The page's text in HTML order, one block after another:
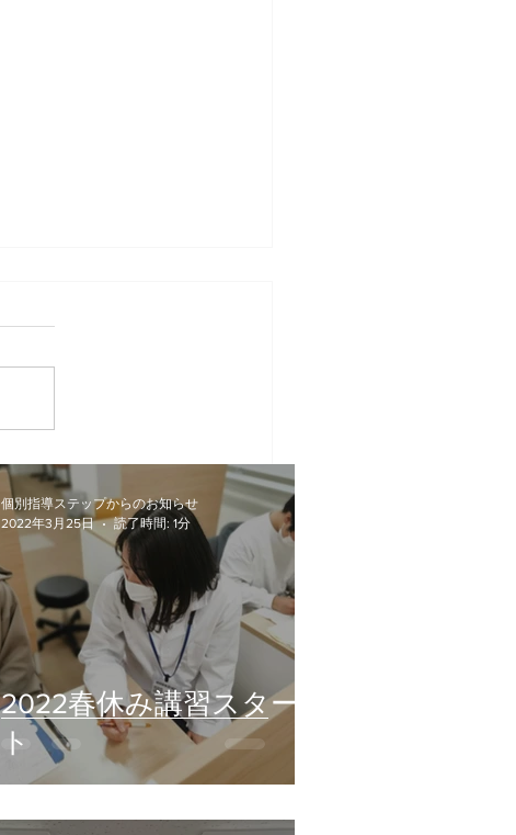
2022春休み講習スター
ト
個別指導ステップからのお知らせ
2022年3月25日
読了時間: 1分